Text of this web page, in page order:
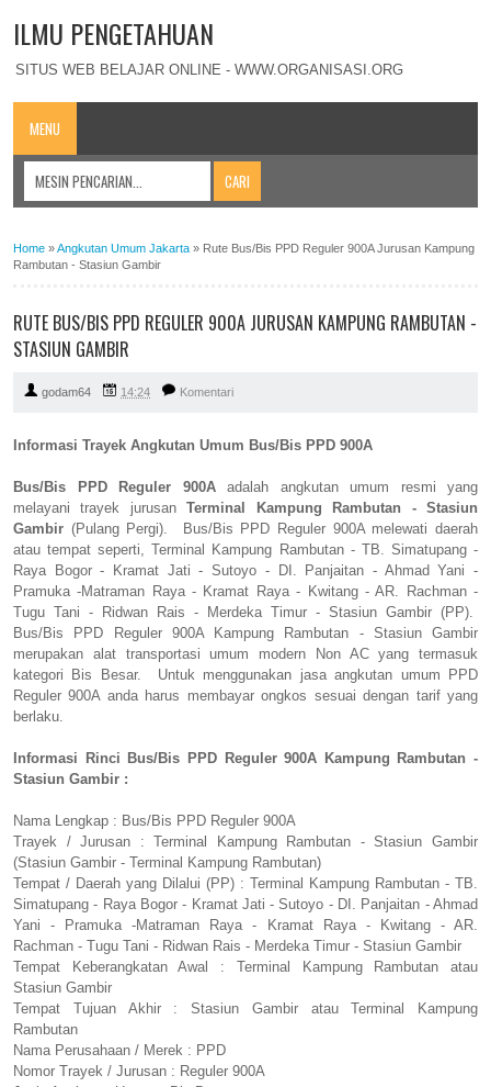
ILMU PENGETAHUAN
SITUS WEB BELAJAR ONLINE - WWW.ORGANISASI.ORG
MENU
Home »Angkutan Umum Jakarta » Rute Bus/Bis PPD Reguler 900A Jurusan Kampung
Rambutan - Stasiun Gambir
RUTE BUS/BIS PPD REGULER 900A JURUSAN KAMPUNG RAMBUTAN -
STASIUN GAMBIR
godam64 14:24 Komentari
Informasi Trayek Angkutan Umum Bus/Bis PPD 900A
Bus/Bis PPD Reguler 900Aadalah angkutan umum resmi yang
melayani trayek jurusanTerminal Kampung Rambutan - Stasiun
Gambir (Pulang Pergi). Bus/Bis PPD Reguler 900A melewati daerah
atau tempat seperti, Terminal Kampung Rambutan - TB. Simatupang -
Raya Bogor - Kramat Jati - Sutoyo - DI. Panjaitan - Ahmad Yani -
Pramuka -Matraman Raya - Kramat Raya - Kwitang - AR. Rachman -
Tugu Tani - Ridwan Rais - Merdeka Timur - Stasiun Gambir (PP).
Bus/Bis PPD Reguler 900A Kampung Rambutan - Stasiun Gambir
merupakan alat transportasi umum modern Non AC yang termasuk
kategori Bis Besar. Untuk menggunakan jasa angkutan umum PPD
Reguler 900A anda harus membayar ongkos sesuai dengan tarif yang
berlaku.
Informasi Rinci Bus/Bis PPD Reguler 900A Kampung Rambutan -
Stasiun Gambir :
Nama Lengkap : Bus/Bis PPD Reguler 900A
Trayek / Jurusan : Terminal Kampung Rambutan - Stasiun Gambir
(Stasiun Gambir - Terminal Kampung Rambutan)
Tempat / Daerah yang Dilalui (PP) : Terminal Kampung Rambutan - TB.
Simatupang - Raya Bogor - Kramat Jati - Sutoyo - DI. Panjaitan - Ahmad
Yani - Pramuka -Matraman Raya - Kramat Raya - Kwitang - AR.
Rachman - Tugu Tani - Ridwan Rais - Merdeka Timur - Stasiun Gambir
Tempat Keberangkatan Awal : Terminal Kampung Rambutan atau
Stasiun Gambir
Tempat Tujuan Akhir : Stasiun Gambir atau Terminal Kampung
Rambutan
Nama Perusahaan / Merek : PPD
Nomor Trayek / Jurusan : Reguler 900A